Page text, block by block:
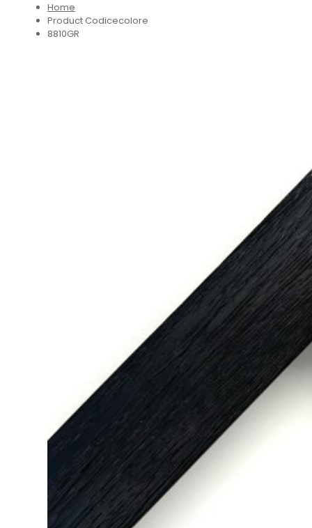
Home
Product Codicecolore
8810GR